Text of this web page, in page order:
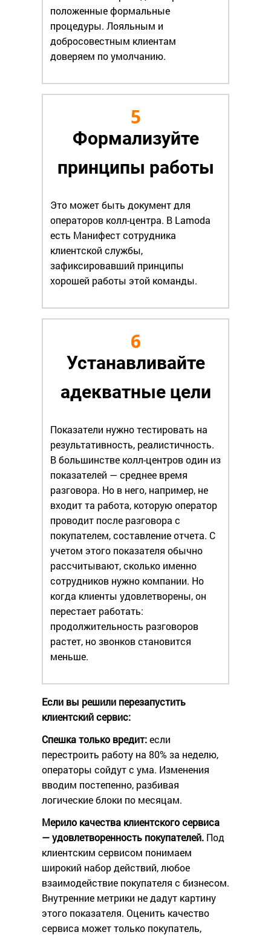
положенные формальные
процедуры. Лояльным и
добросовестным клиентам
доверяем по умолчанию.
5
Формализуйте
принципы работы
Это может быть документ для
операторов колл-центра. В Lamoda
есть Манифест сотрудника
клиентской службы,
зафиксировавший принципы
хорошей работы этой команды.
6
Устанавливайте
адекватные цели
Показатели нужно тестировать на
результативность, реалистичность.
В большинстве колл-центров один из
показателей — среднее время
разговора. Но в него, например, не
входит та работа, которую оператор
проводит после разговора с
покупателем, составление отчета. С
учетом этого показателя обычно
рассчитывают, сколько именно
сотрудников нужно компании. Но
когда клиенты удовлетворены, он
перестает работать:
продолжительность разговоров
растет, но звонков становится
меньше.
Если вы решили перезапустить
клиентский сервис:
Спешка только вредит:если
перестроить работу на 80% за неделю,
операторы сойдут с ума. Изменения
вводим постепенно, разбивая
логические блоки по месяцам.
Мерило качества клиентского сервиса
— удовлетворенность покупателей. Под
клиентским сервисом понимаем
широкий набор действий, любое
взаимодействие покупателя с бизнесом.
Внутренние метрики не дадут картину
этого показателя. Оценить качество
сервиса может только покупатель,